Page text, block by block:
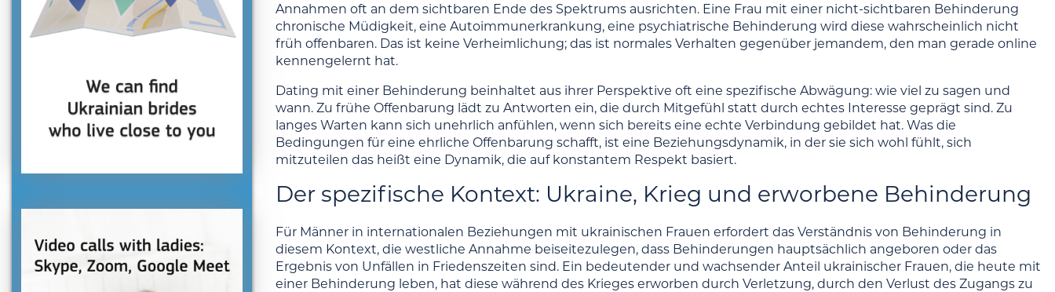
Annahmen oft an dem sichtbaren Ende des Spektrums ausrichten. Eine Frau mit einer nicht-sichtbaren Behinderung
chronische Müdigkeit, eine Autoimmunerkrankung, eine psychiatrische Behinderung wird diese wahrscheinlich nicht
früh offenbaren. Das ist keine Verheimlichung; das ist normales Verhalten gegenüber jemandem, den man gerade online
kennengelernt hat.
Dating mit einer Behinderung beinhaltet aus ihrer Perspektive oft eine spezifische Abwägung: wie viel zu sagen und
wann. Zu frühe Offenbarung lädt zu Antworten ein, die durch Mitgefühl statt durch echtes Interesse geprägt sind. Zu
langes Warten kann sich unehrlich anfühlen, wenn sich bereits eine echte Verbindung gebildet hat. Was die
Bedingungen für eine ehrliche Offenbarung schafft, ist eine Beziehungsdynamik, in der sie sich wohl fühlt, sich
mitzuteilen das heißt eine Dynamik, die auf konstantem Respekt basiert.
Der spezifische Kontext: Ukraine, Krieg und erworbene Behinderung
Für Männer in internationalen Beziehungen mit ukrainischen Frauen erfordert das Verständnis von Behinderung in
diesem Kontext, die westliche Annahme beiseitezulegen, dass Behinderungen hauptsächlich angeboren oder das
Ergebnis von Unfällen in Friedenszeiten sind. Ein bedeutender und wachsender Anteil ukrainischer Frauen, die heute mit
einer Behinderung leben, hat diese während des Krieges erworben durch Verletzung, durch den Verlust des Zugangs zu